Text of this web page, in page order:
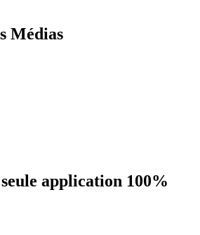
Médias
application 100%